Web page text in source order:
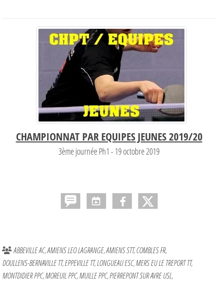
CHAMPIONNAT PAR EQUIPES JEUNES 2019/20
3ème journée Ph1 - 19 octobre 2019
ABBEVILLE AC AMIENS LEO LAGRANGE AMIENS STT COMBLES FR
DOULLENS-BERNAVILLE TT EPPEVILLE TT LONGUEAU ESC MERS EU LE TREPORT TT
MONTDIDIER PPC MOREUIL PPC MUILLE PPC PIERREPONT SUR AVRE USL